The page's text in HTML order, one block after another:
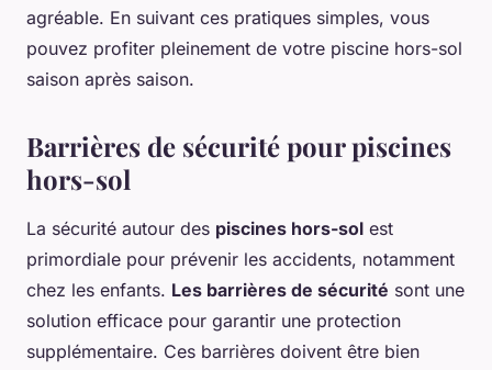
agréable. En suivant ces pratiques simples, vous
pouvez profiter pleinement de votre piscine hors-sol
saison après saison.
Barrières de sécurité pour piscines
hors-sol
La sécurité autour des piscines hors-sol est
primordiale pour prévenir les accidents, notamment
chez les enfants. Les barrières de sécurité sont une
solution efficace pour garantir une protection
supplémentaire. Ces barrières doivent être bien